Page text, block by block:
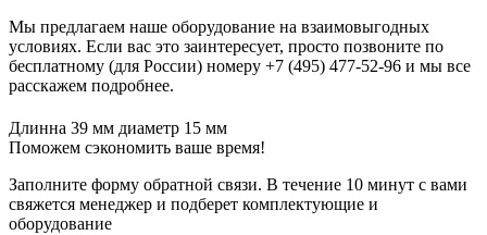
Мы предлагаем наше оборудование на взаимовыгодных
условиях. Если вас это заинтересует, просто позвоните по
бесплатному (для России) номеру +7 (495) 477-52-96 и мы все
расскажем подробнее.
Длинна 39 мм диаметр 15 мм
Поможем сэкономить ваше время!
Заполните форму обратной связи. В течение 10 минут с вами
свяжется менеджер и подберет комплектующие и
оборудование